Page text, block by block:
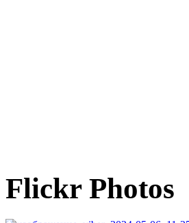
Flickr Photos